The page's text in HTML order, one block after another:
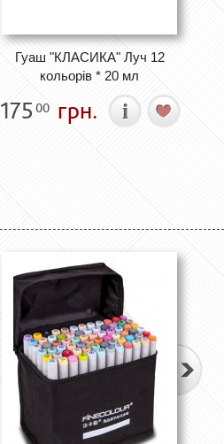
Гуаш "КЛАСИКА" Луч 12
кольорів * 20 мл
175 00 грн.